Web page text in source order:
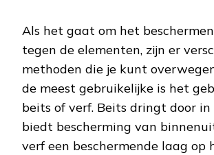
Als het gaat om het
tegen de elementen, zijn er
methoden die je kunt
de meest gebruikelijke is het
beits of verf. Beits dringt door
biedt bescherming van
verf een beschermende laag op